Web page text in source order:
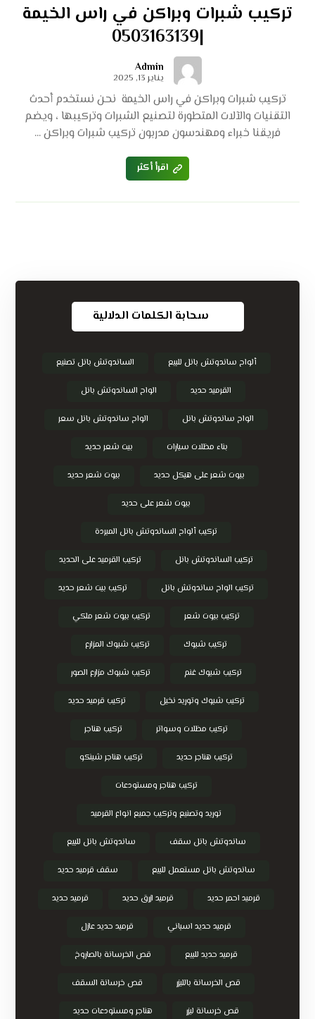
تركيب شبرات وبراكن في راس الخيمة
|0503163139
Admin
يناير 13, 2025
تركيب شبرات وبراكن في راس الخيمة نحن نستخدم أحدث
التقنيات والآلات المتطورة لتصنيع الشبرات وتركيبها ، ويضم
فريقنا خبراء ومهندسون مدربون تركيب شبرات وبراكن ...
اقرأ أكثر
سحابة الكلمات الدلالية
ألواح ساندوتش بانل للبيع الساندوتش بانل تصنيع
القرميد حديد الواح الساندوتش بانل
الواح ساندوتش بانل الواح ساندوتش بانل سعر
بناء مظلات سيارات بيت شعر حديد
بيوت شعر على هيكل حديد بيوت شعر حديد
بيوت شعر على حديد
تركيب ألواح الساندوتش بانل المبردة
تركيب الساندوتش بانل تركيب القرميد على الحديد
تركيب الواح ساندوتش بانل تركيب بيت شعر حديد
تركيب بيوت شعر تركيب بيوت شعر ملكي
تركيب شبوك تركيب شبوك المزارع
تركيب شبوك غنم تركيب شبوك مزارع الصور
تركيب شبوك وتوريد نخيل تركيب قرميد حديد
تركيب مظلات وسواتر تركيب هناجر
تركيب هناجر حديد تركيب هناجر شينكو
تركيب هناجر ومستودعات
توريد وتصنيع وتركيب جميع انواع القرميد
ساندوتش بانل سقف ساندوتش بانل للبيع
ساندوتش بانل مستعمل للبيع سقف قرميد حديد
قرميد احمر حديد قرميد ازرق حديد قرميد حديد
قرميد حديد اسباني قرميد حديد عازل
قرميد حديد للبيع قص الخرسانة بالصاروخ
قص الخرسانة بالليزر قص خرسانة السقف
قص خرسانة ليزر هناجر ومستودعات حديد